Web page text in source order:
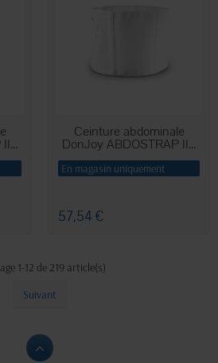
Ceinture abdominale
DonJoy ABDOSTRAP II...
En magasin uniquement
57,54 €
1-12 de 219 article(s)
Suivant